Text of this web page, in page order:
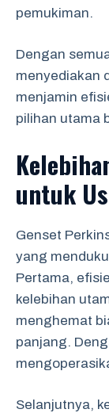
pemukiman.
Dengan
menyediakan
menjamin
pilihan utama
untuk
Genset
yang
Pertama,
kelebihan
menghemat
panjang.
Selanjutnya,